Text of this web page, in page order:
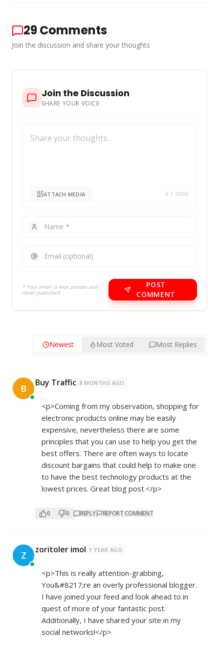
29Comments
Join the discussion and share your thoughts
Join the Discussion
SHARE YOUR VOICE
ATTACH MEDIA 0 / 2000
* Your email is kept private and
never published.
POST
COMMENT
Newest Most Voted Most Replies
B Buy Traffic 8 MONTHS AGO
<p>Coming from my observation, shopping for
electronic products online may be easily
expensive, nevertheless there are some
principles that you can use to help you get the
best offers. There are often ways to locate
discount bargains that could help to make one
to have the best technology products at the
lowest prices. Great blog post.</p>
0 0 REPLY REPORT COMMENT
Z zoritoler imol 1 YEAR AGO
<p>This is really attention-grabbing,
You&#8217;re an overly professional blogger.
I have joined your feed and look ahead to in
quest of more of your fantastic post.
Additionally, I have shared your site in my
social networks!</p>